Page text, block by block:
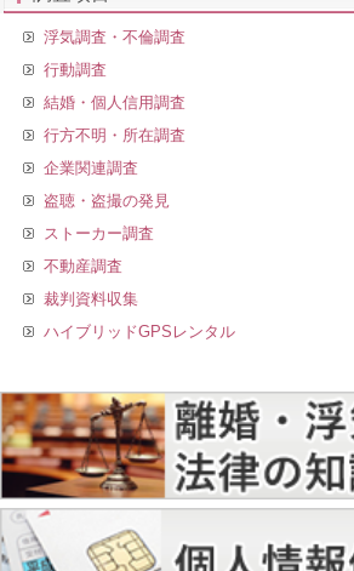
浮気調査・不倫調査
行動調査
結婚・個人信用調査
行方不明・所在調査
企業関連調査
盗聴・盗撮の発見
ストーカー調査
不動産調査
裁判資料収集
ハイブリッドGPSレンタル